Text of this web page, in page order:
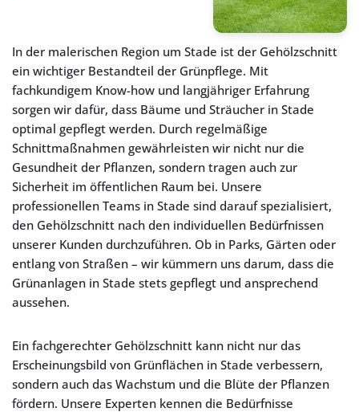
In der malerischen Region um Stade ist der Gehölzschnitt
ein wichtiger Bestandteil der Grünpflege. Mit
fachkundigem Know-how und langjähriger Erfahrung
sorgen wir dafür, dass Bäume und Sträucher in Stade
optimal gepflegt werden. Durch regelmäßige
Schnittmaßnahmen gewährleisten wir nicht nur die
Gesundheit der Pflanzen, sondern tragen auch zur
Sicherheit im öffentlichen Raum bei. Unsere
professionellen Teams in Stade sind darauf spezialisiert,
den Gehölzschnitt nach den individuellen Bedürfnissen
unserer Kunden durchzuführen. Ob in Parks, Gärten oder
entlang von Straßen – wir kümmern uns darum, dass die
Grünanlagen in Stade stets gepflegt und ansprechend
aussehen.
Ein fachgerechter Gehölzschnitt kann nicht nur das
Erscheinungsbild von Grünflächen in Stade verbessern,
sondern auch das Wachstum und die Blüte der Pflanzen
fördern. Unsere Experten kennen die Bedürfnisse